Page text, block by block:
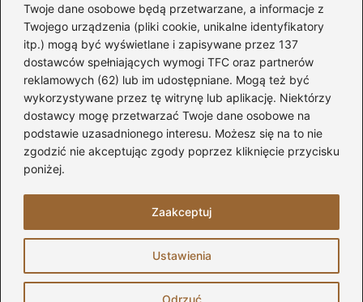
Twoje dane osobowe będą przetwarzane, a informacje z
Twojego urządzenia (pliki cookie, unikalne identyfikatory
itp.) mogą być wyświetlane i zapisywane przez 137
dostawców spełniających wymogi TFC oraz partnerów
reklamowych (62) lub im udostępniane. Mogą też być
wykorzystywane przez tę witrynę lub aplikację. Niektórzy
dostawcy mogę przetwarzać Twoje dane osobowe na
podstawie uzasadnionego interesu. Możesz się na to nie
zgodzić nie akceptując zgody poprzez kliknięcie przycisku
poniżej.
Ustawienia
Odrzuć
Zaakceptuj
Jak zamontować listwę
startową do styropianu
bez błędów: krok po kroku
Jak wyciszyć strop
drewniany: 5
sprawdzonych metod
Copyright © 2026 apartamentylido.pl
Prywatność
Zasady użytkowania
Napisz do nas